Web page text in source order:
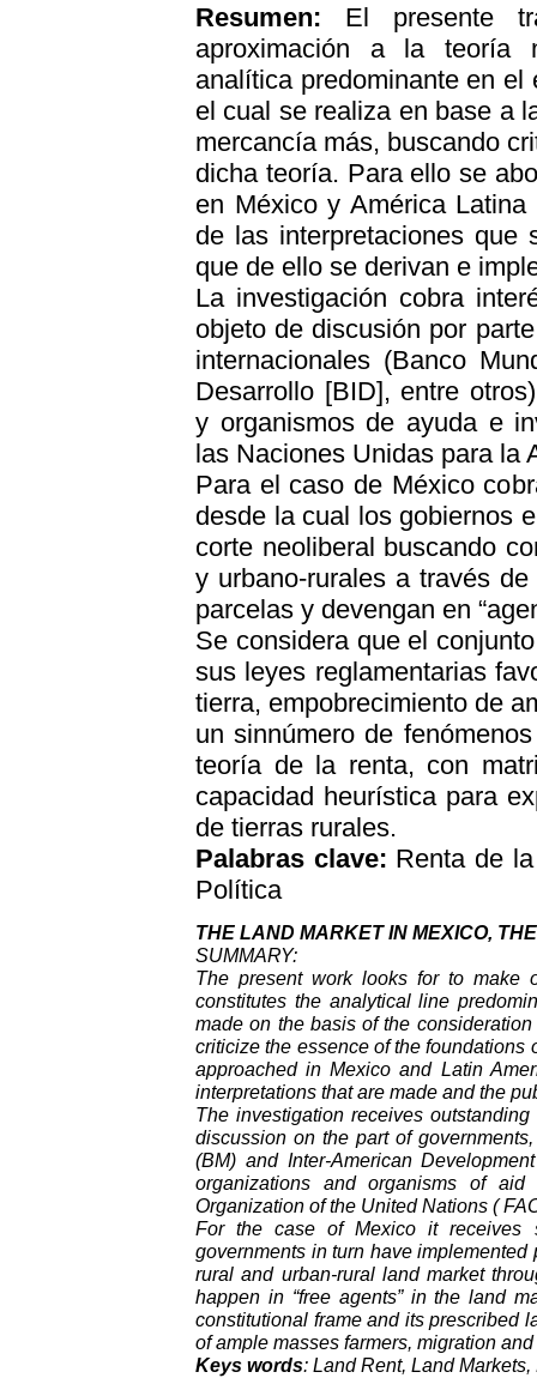
Resumen: El presente
aproximación a la teoría
analítica predominante en
el cual se realiza en base a
mercancía más, buscando
dicha teoría. Para ello se
en México y América
de las interpretaciones que
que de ello se derivan e
La investigación cobra
objeto de discusión por
internacionales (Banco
Desarrollo [BID], entre
y organismos de ayuda e
las Naciones Unidas para la
Para el caso de México
desde la cual los gobiernos
corte neoliberal buscando
y urbano-rurales a través de
parcelas y devengan en
Se considera que el
sus leyes reglamentarias
tierra, empobrecimiento de
un sinnúmero de
teoría de la renta, con
capacidad heurística para
de tierras rurales.
Palabras clave: Renta de
Política
THE LAND MARKET IN MEXICO,
SUMMARY:
The present work looks for to make
constitutes the analytical line
made on the basis of the
criticize the essence of the foundations
approached in Mexico and Latin
interpretations that are made and the
The investigation receives
discussion on the part of
(BM) and Inter-American
organizations and organisms of
Organization of the United Nations (
For the case of Mexico it receives
governments in turn have
rural and urban-rural land market
happen in “free agents” in the land
constitutional frame and its prescribed
of ample masses farmers, migration
Keys words: Land Rent, Land